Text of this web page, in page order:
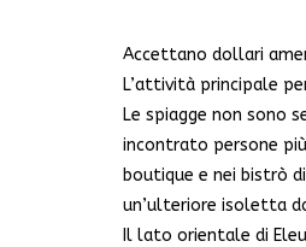
Accettano dollari
L’attività principale
Le spiagge non sono
incontrato persone
boutique e nei bistrò di
un’ulteriore isoletta
Il lato orientale di